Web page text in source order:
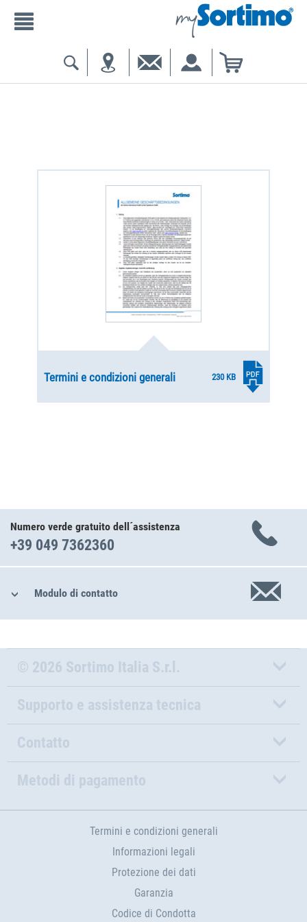
Termini e condizioni generali 230 KB
Numero verde gratuito dell´assistenza
+39 049 7362360
Modulo di contatto
© 2026 Sortimo Italia S.r.l.
Supporto e assistenza tecnica
Contatto
Metodi di pagamento
Termini e condizioni generali
Informazioni legali
Protezione dei dati
Garanzia
Codice di Condotta